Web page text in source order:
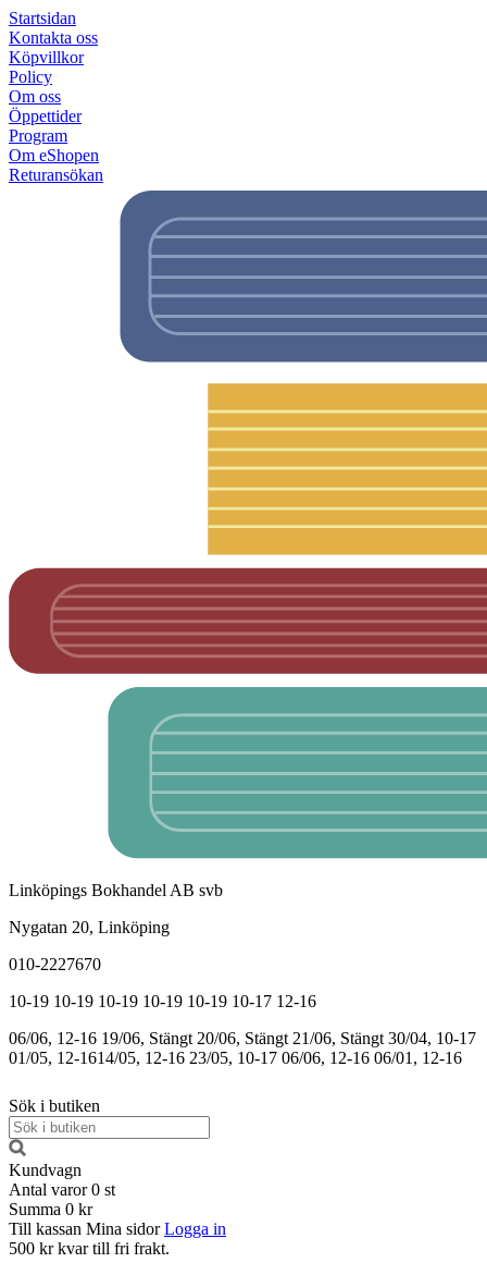
Startsidan
Kontakta oss
Köpvillkor
Policy
Om oss
Öppettider
Program
Om eShopen
Returansökan
Linköpings Bokhandel AB svb
Nygatan 20, Linköping
010-2227670
10-19 10-19 10-19 10-19 10-19 10-17 12-16
06/06, 12-16 19/06, Stängt 20/06, Stängt 21/06, Stängt 30/04, 10-17
01/05, 12-1614/05, 12-16 23/05, 10-17 06/06, 12-16 06/01, 12-16
Sök i butiken
Kundvagn
Antal varor 0 st
Summa 0 kr
Till kassan Mina sidor Logga in
500 kr kvar till fri frakt.